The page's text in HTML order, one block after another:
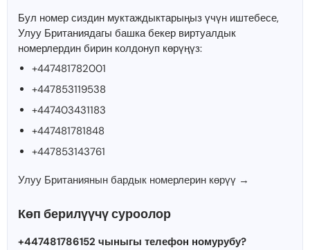
Бул номер сиздин муктаждыктарыңыз үчүн иштебесе,
Улуу Британиядагы башка бекер виртуалдык
номерлердин бирин колдонуп көрүңүз:
+447481782001
+447853119538
+447403431183
+447481781848
+447853143761
Улуу Британиянын бардык номерлерин көрүү →
Көп берилүүчү суроолор
+447481786152 чыныгы телефон номурубу?